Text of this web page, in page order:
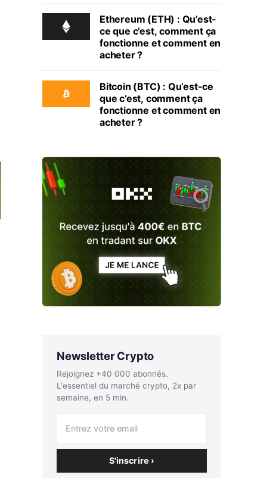
Ethereum (ETH) : Qu’est-
ce que c’est, comment ça
fonctionne et comment en
acheter ?
Bitcoin (BTC) : Qu’est-ce
que c’est, comment ça
fonctionne et comment en
acheter ?
Newsletter Crypto
Rejoignez +40 000 abonnés.
L'essentiel du marché crypto, 2x par
semaine, en 5 min.
S'inscrire ›